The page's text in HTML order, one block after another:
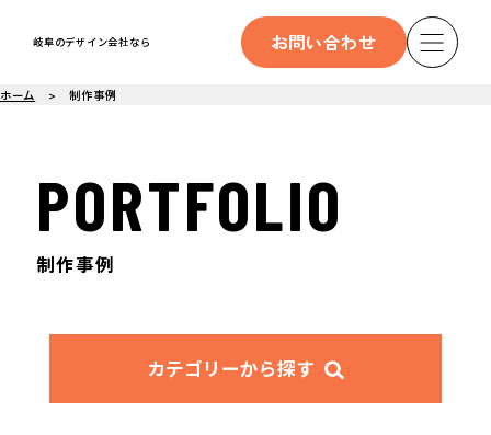
岐阜のデザイン会社なら お問い合わせ
ホーム 制作事例
PORTFOLIO
制作事例
カテゴリーから探す